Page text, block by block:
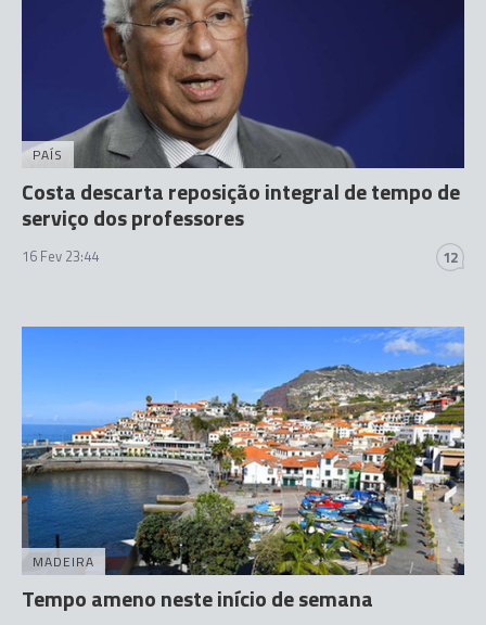
PAÍS
Costa descarta reposição integral de tempo de
serviço dos professores
16 Fev 23:44 12
MADEIRA
Tempo ameno neste início de semana